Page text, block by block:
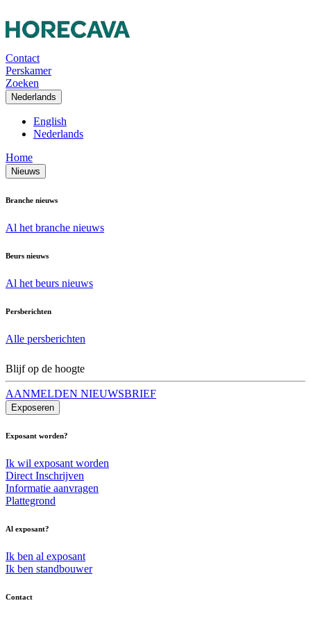
Contact
Perskamer
Zoeken
Nederlands
English
Nederlands
Home
Nieuws
Branche nieuws
Al het branche nieuws
Beurs nieuws
Al het beurs nieuws
Persberichten
Alle persberichten
Blijf op de hoogte
AANMELDEN NIEUWSBRIEF
Exposeren
Exposant worden?
Ik wil exposant worden
Direct Inschrijven
Informatie aanvragen
Plattegrond
Al exposant?
Ik ben al exposant
Ik ben standbouwer
Contact